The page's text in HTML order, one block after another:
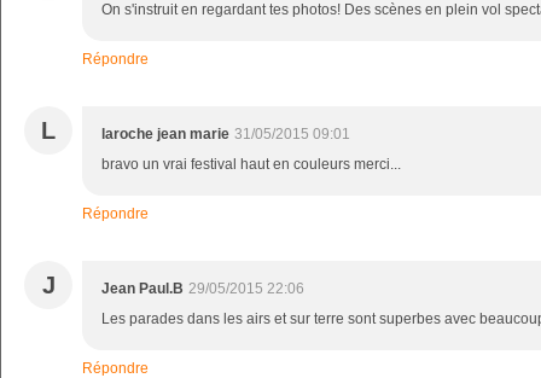
On s'instruit en regardant tes photos! Des scènes en plein vol
Répondre
L laroche jean marie 31/05/2015 09:01
bravo un vrai festival haut en couleurs merci...
Répondre
J Jean Paul.B 29/05/2015 22:06
Les parades dans les airs et sur terre sont superbes avec
Répondre